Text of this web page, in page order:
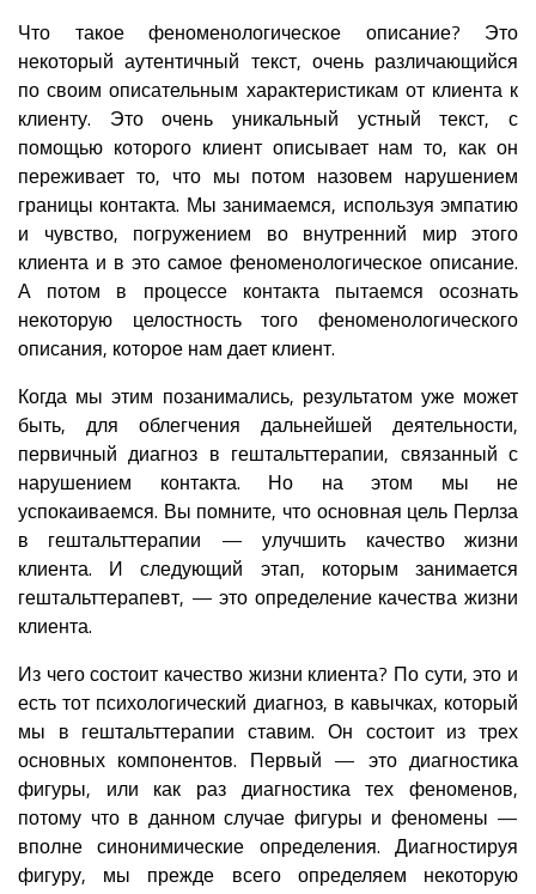
Что такое феноменологическое описание? Это
некоторый аутентичный текст, очень различающийся
по своим описательным характеристикам от клиента к
клиенту. Это очень уникальный устный текст, с
помощью которого клиент описывает нам то, как он
переживает то, что мы потом назовем нарушением
границы контакта. Мы занимаемся, используя эмпатию
и чувство, погружением во внутренний мир этого
клиента и в это самое феноменологическое описание.
А потом в процессе контакта пытаемся осознать
некоторую целостность того феноменологического
описания, которое нам дает клиент.
Когда мы этим позанимались, результатом уже может
быть, для облегчения дальнейшей деятельности,
первичный диагноз в гештальттерапии, связанный с
нарушением контакта. Но на этом мы не
успокаиваемся. Вы помните, что основная цель Перлза
в гештальттерапии — улучшить качество жизни
клиента. И следующий этап, которым занимается
гештальттерапевт, — это определение качества жизни
клиента.
Из чего состоит качество жизни клиента? По сути, это и
есть тот психологический диагноз, в кавычках, который
мы в гештальттерапии ставим. Он состоит из трех
основных компонентов. Первый — это диагностика
фигуры, или как раз диагностика тех феноменов,
потому что в данном случае фигуры и феномены —
вполне синонимические определения. Диагностируя
фигуру, мы прежде всего определяем некоторую